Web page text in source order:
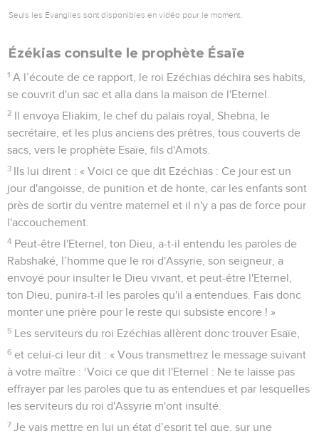
Seuls les Évangiles sont disponibles en vidéo pour le moment.
Ézékias consulte le prophète Ésaïe
1 A l’écoute de ce rapport, le roi Ezéchias déchira ses habits,
se couvrit d'un sac et alla dans la maison de l'Eternel.
2 Il envoya Eliakim, le chef du palais royal, Shebna, le
secrétaire, et les plus anciens des prêtres, tous couverts de
sacs, vers le prophète Esaïe, fils d'Amots.
3 Ils lui dirent : « Voici ce que dit Ezéchias : Ce jour est un
jour d'angoisse, de punition et de honte, car les enfants sont
près de sortir du ventre maternel et il n'y a pas de force pour
l'accouchement.
4 Peut-être l'Eternel, ton Dieu, a-t-il entendu les paroles de
Rabshaké, l’homme que le roi d'Assyrie, son seigneur, a
envoyé pour insulter le Dieu vivant, et peut-être l'Eternel,
ton Dieu, punira-t-il les paroles qu'il a entendues. Fais donc
monter une prière pour le reste qui subsiste encore ! »
5 Les serviteurs du roi Ezéchias allèrent donc trouver Esaïe,
6 et celui-ci leur dit : « Vous transmettrez le message suivant
à votre maître : ‘Voici ce que dit l'Eternel : Ne te laisse pas
effrayer par les paroles que tu as entendues et par lesquelles
les serviteurs du roi d'Assyrie m'ont insulté.
7 Je vais mettre en lui un état d’esprit tel que, sur une